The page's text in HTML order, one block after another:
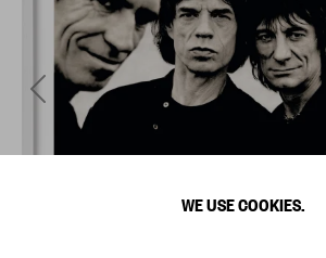
WE USE COOKIES.